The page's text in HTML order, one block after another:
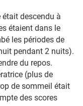
était descendu à
étaient dans le
les périodes de
pendant 2 nuits).
du repos.
(plus de
de sommeil était
des scores